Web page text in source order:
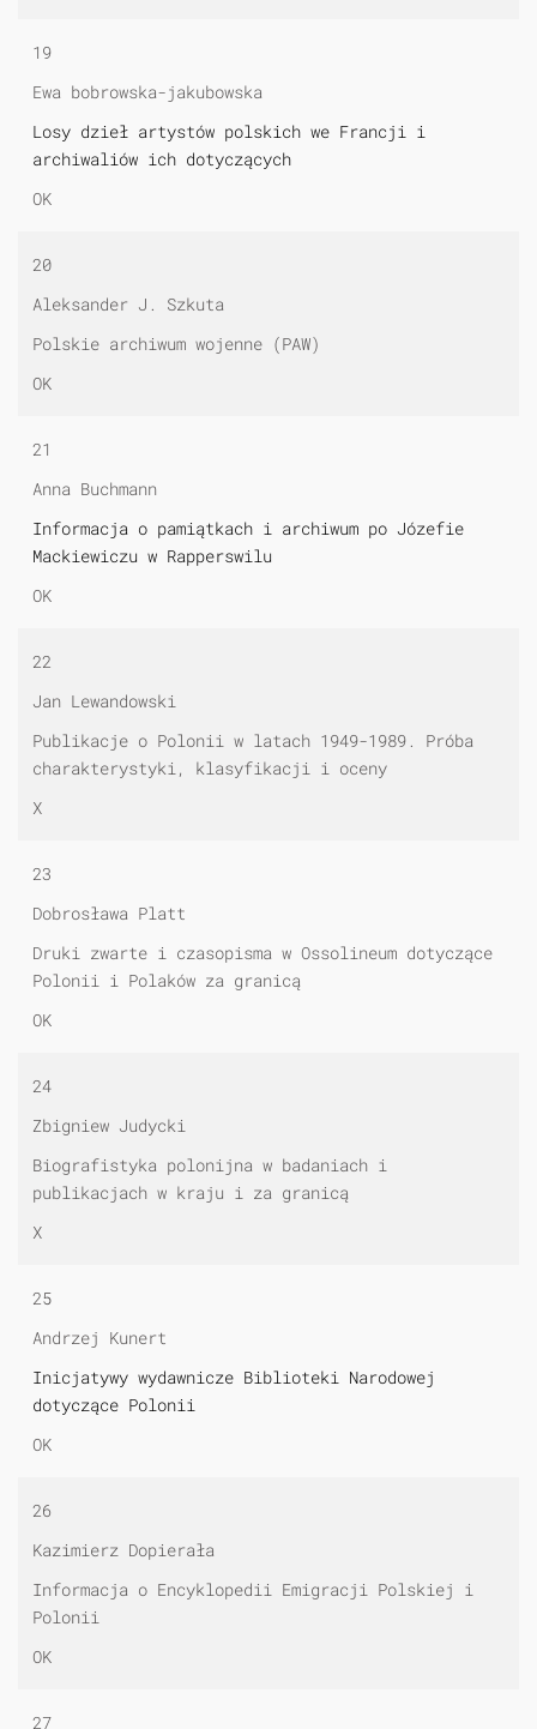
19
Ewa bobrowska-jakubowska
Losy dzieł artystów polskich we Francji i
archiwaliów ich dotyczących
OK
20
Aleksander J. Szkuta
Polskie archiwum wojenne (PAW)
OK
21
Anna Buchmann
Informacja o pamiątkach i archiwum po Józefie
Mackiewiczu w Rapperswilu
OK
22
Jan Lewandowski
Publikacje o Polonii w latach 1949-1989. Próba
charakterystyki, klasyfikacji i oceny
X
23
Dobrosława Platt
Druki zwarte i czasopisma w Ossolineum dotyczące
Polonii i Polaków za granicą
OK
24
Zbigniew Judycki
Biografistyka polonijna w badaniach i
publikacjach w kraju i za granicą
X
25
Andrzej Kunert
Inicjatywy wydawnicze Biblioteki Narodowej
dotyczące Polonii
OK
26
Kazimierz Dopierała
Informacja o Encyklopedii Emigracji Polskiej i
Polonii
OK
27